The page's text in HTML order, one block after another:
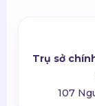
Trụ sở
107